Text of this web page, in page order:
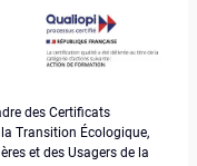
des Certificats
la Transition Écologique,
et des Usagers de la